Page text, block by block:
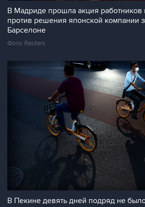
В Мадриде прошла акция работников
против решения японской компании
Барселоне
Фото: Reuters
В Пекине девять дней подряд не